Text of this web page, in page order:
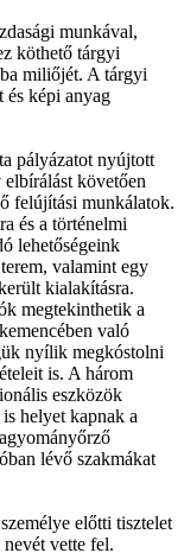
munkával,
köthető tárgyi
miliőjét. A tárgyi
és képi anyag
pályázatot nyújtott
követően
felújítási munkálatok.
és a történelmi
lehetőségeink
valamint egy
kialakításra.
megtekinthetik a
való
nyílik megkóstolni
is. A három
eszközök
helyet kapnak a
lévő szakmákat
előtti tisztelet
vette fel.